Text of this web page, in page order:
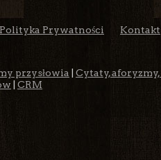
Polityka Prywatności Kontakt
przysłowia
Cytaty,
CRM